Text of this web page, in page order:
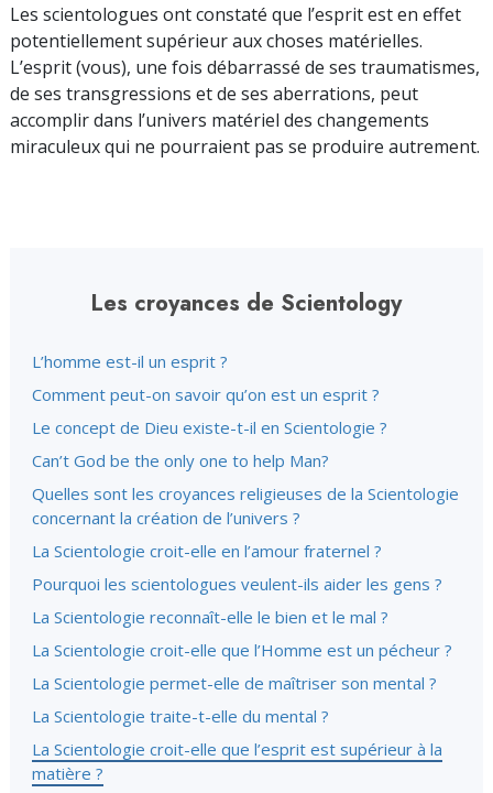
Les scientologues ont constaté que l’esprit est en effet
potentiellement supérieur aux choses matérielles.
L’esprit (vous), une fois débar­­­rassé de ses traumatismes,
de ses transgres­sions et de ses aberrations, peut
accomplir dans l’univers matériel des change­ments
miraculeux qui ne pourraient pas se produire autrement.
Les croyances de Scientology
L’homme est-il un esprit ?
Comment peut-on savoir qu’on est un esprit ?
Le concept de Dieu existe-t-il en Scientologie ?
Can’t God be the only one to help Man?
Quelles sont les croyances religieuses de la Scientologie
concernant la création de l’univers ?
La Scientologie croit-elle en l’amour fraternel ?
Pourquoi les scientologues veulent-ils aider les gens ?
La Scientologie reconnaît-elle le bien et le mal ?
La Scientologie croit-elle que l’Homme est un pécheur ?
La Scientologie permet-elle de maîtriser son mental ?
La Scientologie traite-t-elle du mental ?
La Scientologie croit-elle que l’esprit est supérieur à la
matière ?